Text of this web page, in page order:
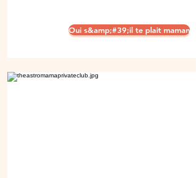
Oui s&amp;#39;il te plait maman